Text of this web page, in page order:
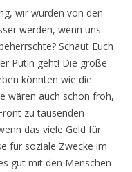
wir würden von den
werden, wenn uns
Schaut Euch
Putin geht! Die große
könnten wie die
wären auch schon froh,
zu tausenden
das viele Geld für
für soziale Zwecke im
gut mit den Menschen